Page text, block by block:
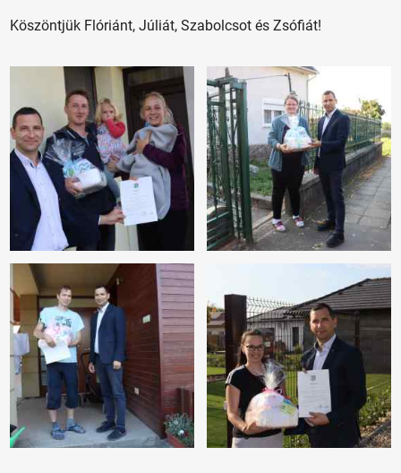
Köszöntjük Flóriánt, Júliát, Szabolcsot és Zsófiát!